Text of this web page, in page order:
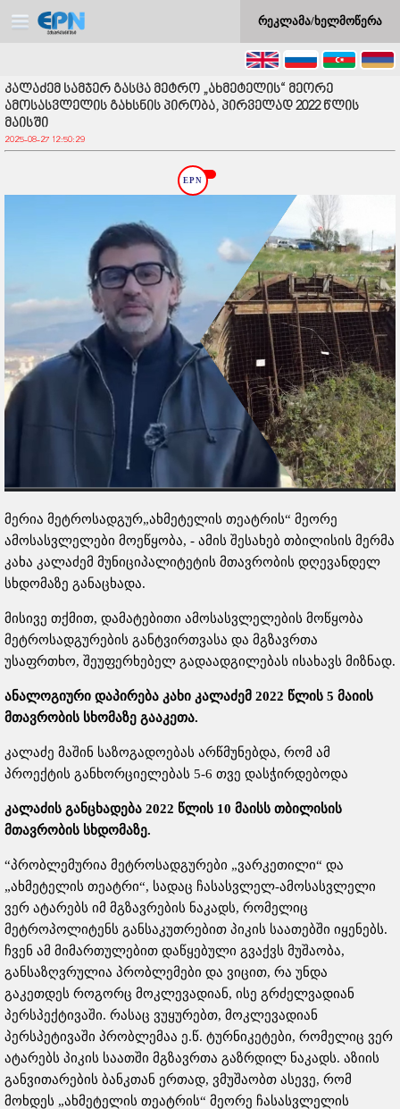
რეკლამა/ხელმოწერა
კალაძემ სამჯერ გასცა მეტრო „ახმეტელის“ მეორე
ამოსასვლელის გახსნის პირობა, პირველად 2022 წლის
მაისში
2025-08-27 12:50:29
მერია მეტროსადგურ„ახმეტელის თეატრის“ მეორე
ამოსასვლელები მოეწყობა, - ამის შესახებ თბილისის მერმა
კახა კალაძემ მუნიციპალიტეტის მთავრობის დღევანდელ
სხდომაზე განაცხადა.
მისივე თქმით, დამატებითი ამოსასვლელების მოწყობა
მეტროსადგურების განტვირთვასა და მგზავრთა
უსაფრთხო, შეუფერხებელ გადაადგილებას ისახავს მიზნად.
ანალოგიური დაპირება კახი კალაძემ 2022 წლის 5 მაიის
მთავრობის სხომაზე გააკეთა.
კალაძე მაშინ საზოგადოებას არწმუნებდა, რომ ამ
პროექტის განხორციელებას 5-6 თვე დასჭირდებოდა
კალაძის განცხადება 2022 წლის 10 მაისს თბილისის
მთავრობის სხდომაზე.
“პრობლემურია მეტროსადგურები „ვარკეთილი“ და
„ახმეტელის თეატრი“, სადაც ჩასასვლელ-ამოსასვლელი
ვერ ატარებს იმ მგზავრების ნაკადს, რომელიც
მეტროპოლიტენს განსაკუთრებით პიკის საათებში იყენებს.
ჩვენ ამ მიმართულებით დაწყებული გვაქვს მუშაობა,
განსაზღვრულია პრობლემები და ვიცით, რა უნდა
გაკეთდეს როგორც მოკლევადიან, ისე გრძელვადიან
პერსპექტივაში. რასაც ვუყურებთ, მოკლევადიან
პერსპეტივაში პრობლემაა ე.წ. ტურნიკეტები, რომელიც ვერ
ატარებს პიკის საათში მგზავრთა გაზრდილ ნაკადს. აზიის
განვითარების ბანკთან ერთად, ვმუშაობთ ასევე, რომ
მოხდეს „ახმეტელის თეატრის“ მეორე ჩასასვლელის